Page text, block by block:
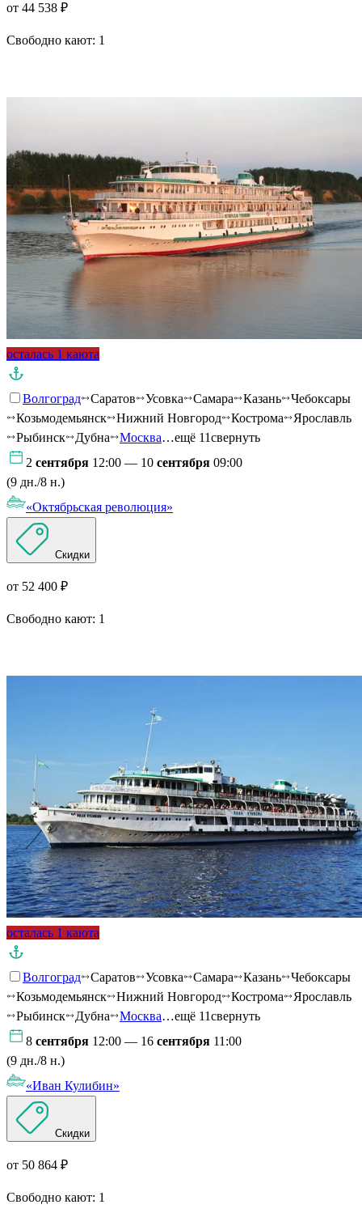
от 44 538 ₽
Свободно кают: 1
осталась 1 каюта
Волгоград Саратов Усовка Самара Казань
Чебоксары
Козьмодемьянск
Нижний Новгород Кострома
Ярославль
Рыбинск
Дубна Москва…ещё 11свернуть
2 сентября 12:00 — 10 сентября 09:00
(9 дн./8 н.)
«Октябрьская революция»
Скидки
от 52 400 ₽
Свободно кают: 1
осталась 1 каюта
Волгоград Саратов Усовка Самара Казань
Чебоксары
Козьмодемьянск
Нижний Новгород Кострома
Ярославль
Рыбинск
Дубна Москва…ещё 11свернуть
8 сентября 12:00 — 16 сентября 11:00
(9 дн./8 н.)
«Иван Кулибин»
Скидки
от 50 864 ₽
Свободно кают: 1